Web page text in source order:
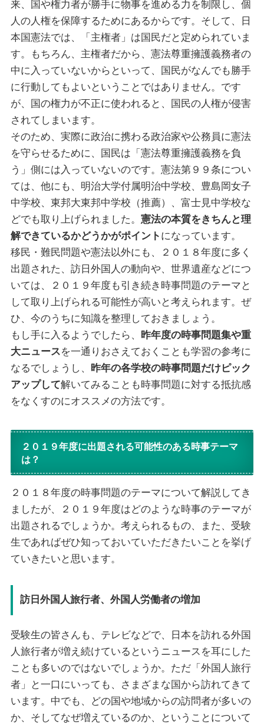
来、国や権力者が勝手に物事を進める力を制限し、個
人の人権を保障するためにあるからです。そして、日
本国憲法では、「主権者」は国民だと定められていま
す。もちろん、主権者だから、憲法尊重擁護義務者の
中に入っていないからといって、国民がなんでも勝手
に行動してもよいということではありません。です
が、国の権力が不正に使われると、国民の人権が侵害
されてしまいます。
そのため、実際に政治に携わる政治家や公務員に憲法
を守らせるために、国民は「憲法尊重擁護義務を負
う」側には入っていないのです。憲法第９９条につい
ては、他にも、明治大学付属明治中学校、豊島岡女子
中学校、東邦大東邦中学校（推薦）、富士見中学校な
どでも取り上げられました。 憲法の本質をきちんと理
解できているかどうかがポイント になっています。
移民・難民問題や憲法以外にも、２０１８年度に多く
出題された、訪日外国人の動向や、世界遺産などにつ
いては、２０１９年度も引き続き時事問題のテーマと
して取り上げられる可能性が高いと考えられます。ぜ
ひ、今のうちに知識を整理しておきましょう。
もし手に入るようでしたら、 昨年度の時事問題集や重
大ニュースを一通りおさえておくことも学習の参考に
なるでしょうし、 昨年の各学校の時事問題だけピック
アップして解いてみることも時事問題に対する抵抗感
をなくすのにオススメの方法です。
２０１９年度に出題される可能性のある時事テーマ
は？
２０１８年度の時事問題のテーマについて解説してき
ましたが、２０１９年度はどのような時事のテーマが
出題されるでしょうか。考えられるもの、また、受験
生であればぜひ知っておいていただきたいことを挙げ
ていきたいと思います。
訪日外国人旅行者、外国人労働者の増加
受験生の皆さんも、テレビなどで、日本を訪れる外国
人旅行者が増え続けているというニュースを耳にした
ことも多いのではないでしょうか。ただ「外国人旅行
者」と一口にいっても、さまざまな国から訪れてきて
います。中でも、どの国や地域からの訪問者が多いの
か、そしてなぜ増えているのか、ということについて